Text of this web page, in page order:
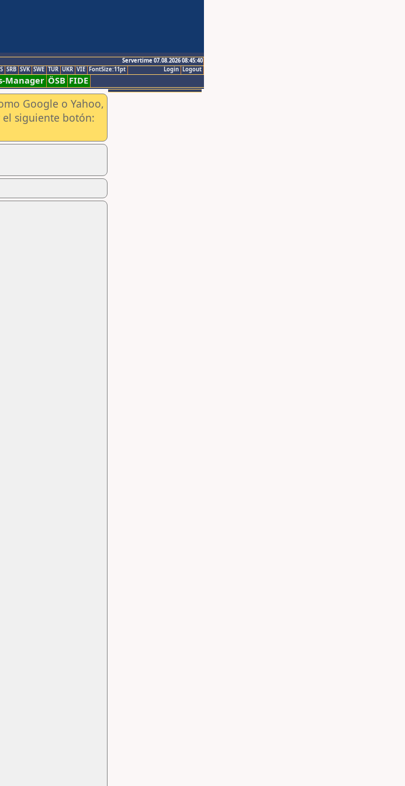
Servertime 07.08.2026 08:45:40
Logout
Login
SRB SVK SWE TUR UKR VIE FontSize:11pt
Manager ÖSB FIDE
Google o Yahoo,
el siguiente botón: